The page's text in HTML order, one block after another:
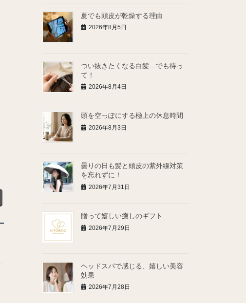
夏でも頭皮が乾燥する理由
2026年8月5日
つい抜きたくなる白髪…でも待っ
て！
2026年8月4日
頭を空っぽにする極上の休息時間
2026年8月3日
曇りの日も髪と頭皮の紫外線対策
を忘れずに！
2026年7月31日
贈って嬉しい癒しのギフト
2026年7月29日
ヘッドスパで感じる、嬉しい美容
効果
2026年7月28日